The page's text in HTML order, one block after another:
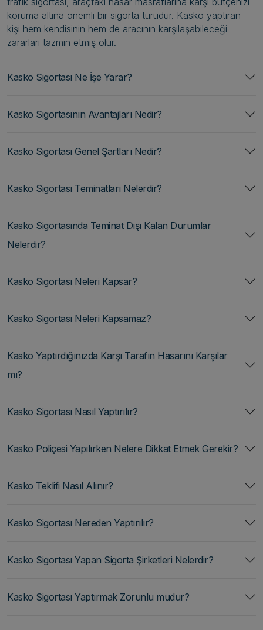
koruma altına önemli bir sigorta türüdür. Kasko yaptıran
kişi hem kendisinin hem de aracının karşılaşabileceği
zararları tazmin etmiş olur.
Kasko Sigortası Ne İşe Yarar?
Kasko Sigortasının Avantajları Nedir?
Kasko Sigortası Genel Şartları Nedir?
Kasko Sigortası Teminatları Nelerdir?
Kasko Sigortasında Teminat Dışı Kalan Durumlar
Nelerdir?
Kasko Sigortası Neleri Kapsar?
Kasko Sigortası Neleri Kapsamaz?
Kasko Yaptırdığınızda Karşı Tarafın Hasarını Karşılar
mı?
Kasko Sigortası Nasıl Yaptırılır?
Kasko Poliçesi Yapılırken Nelere Dikkat Etmek Gerekir?
Kasko Teklifi Nasıl Alınır?
Kasko Sigortası Nereden Yaptırılır?
Kasko Sigortası Yapan Sigorta Şirketleri Nelerdir?
Kasko Sigortası Yaptırmak Zorunlu mudur?